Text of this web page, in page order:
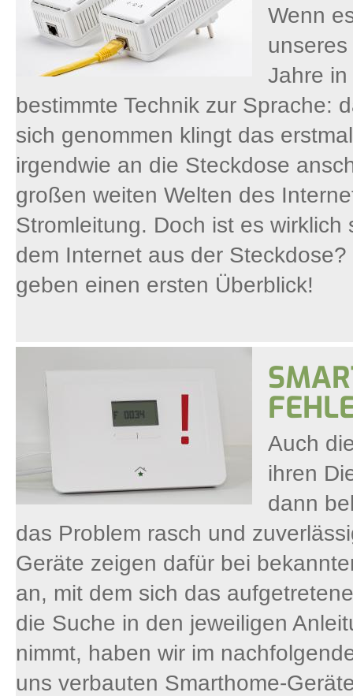
Wenn
Jahre
bestimmte Technik zur Sprache:
sich genommen klingt das
irgendwie an die Steckdose
großen weiten Welten des
Stromleitung. Doch ist es
dem Internet aus der
geben einen ersten Überblick!
Auch
ihren
dann
das Problem rasch und
Geräte zeigen dafür bei
an, mit dem sich das
die Suche in den jeweiligen
nimmt, haben wir im
uns verbauten Smarthome-